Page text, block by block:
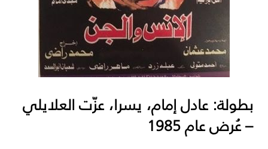
بطولة: عادل إمام، يسرا، عزّت العلايلي
– عُرض عام 1985